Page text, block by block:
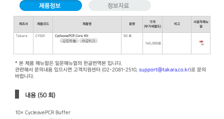
제조사 제품코드 제품명 용량
가격
(부가세별도)
비고
사용자매뉴
얼
Takara CY501 CycleavePCR Core Kit 50 회
145,000원
* 본 제품 매뉴얼은 일문매뉴얼의 한글번역본 입니다.
관련해서 문의내용 있으시면 고객지원센터 (02-2081-2510, support@takara.co.kr)로 문의
바랍니다.
내용 (50 회)
10× CycleavePCR Buffer